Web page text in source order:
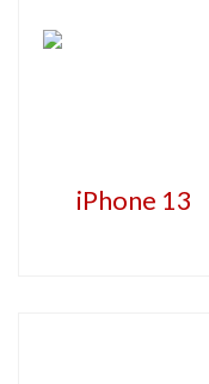
iPhone 13